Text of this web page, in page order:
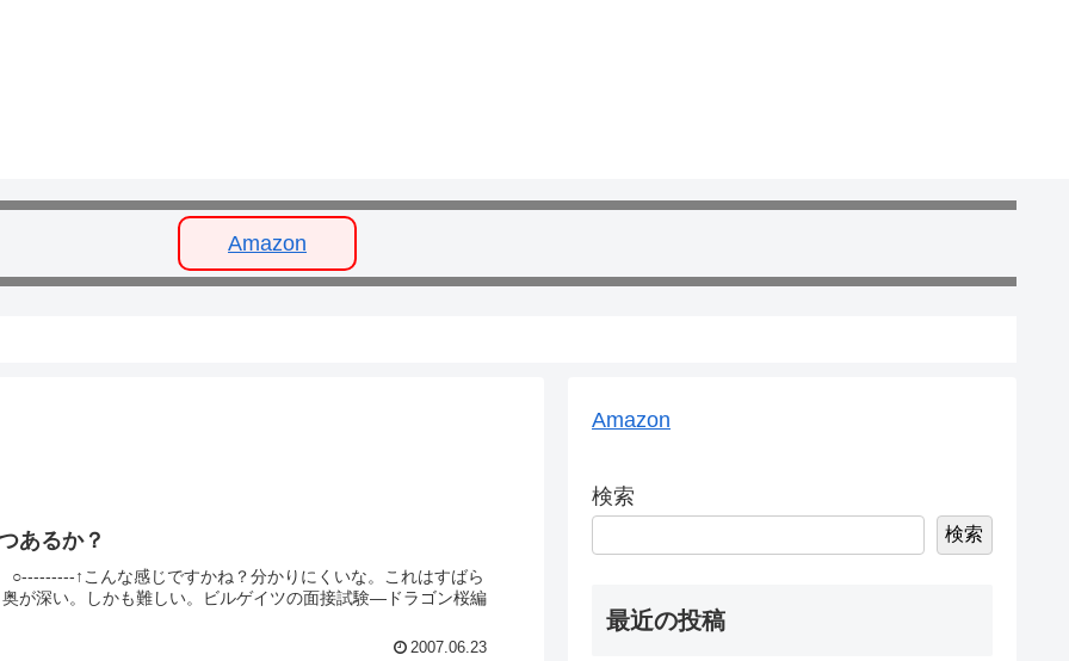
Amazon
あるか？
↑こんな感じですかね？分かりにくいな。これはすばら
が深い。しかも難しい。ビルゲイツの面接試験―ドラゴン桜編
2007.06.23
Amazon
検索
検索
最近の投稿